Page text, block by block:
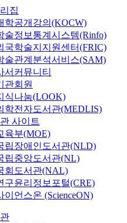
집
학공개강의(KOCW)
술정보통계시스템(Rinfo)
국학술지지원센터(FRIC)
술관계분석서비스(SAM)
서커뮤니티
관회원
식나눔(LOOK)
학전자도서관(MEDLIS)
사이트
육부(MOE)
립장애인도서관(NLD)
립중앙도서관(NL)
회도서관(NAL)
구윤리정보포털(CRE)
이언스온 (ScienceON)